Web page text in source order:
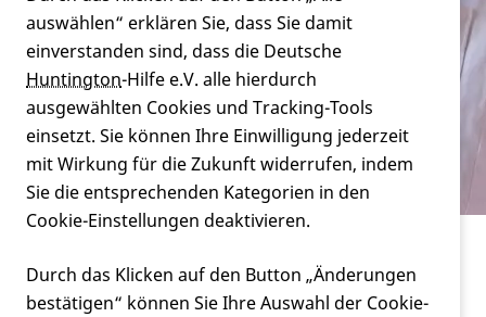
Miteinander
Verein
Service
Haben Sie auch einen
psychologischen Dienst?
Haben Sie auch einen psychologischen Dienst?
auswählen“ erklären Sie, dass Sie damit
einverstanden sind, dass die Deutsche
Huntington-Hilfe e.V. alle hierdurch
ausgewählten Cookies und Tracking-Tools
einsetzt. Sie können Ihre Einwilligung jederzeit
mit Wirkung für die Zukunft widerrufen, indem
Sie die entsprechenden Kategorien in den
Cookie-Einstellungen deaktivieren.
Durch das Klicken auf den Button „Änderungen
bestätigen“ können Sie Ihre Auswahl der Cookie-